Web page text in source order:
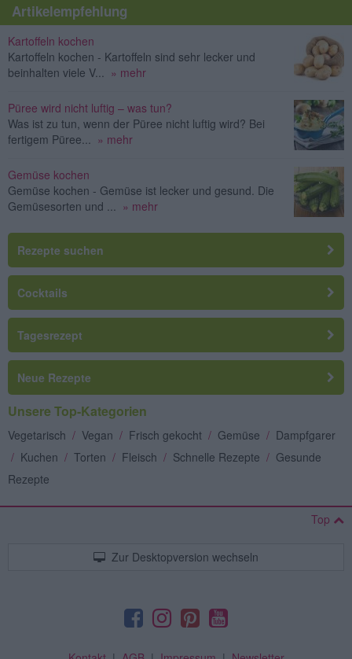
Artikelempfehlung
Kartoffeln kochen
Kartoffeln kochen - Kartoffeln sind sehr lecker und
beinhalten viele V... » mehr
Püree wird nicht luftig – was tun?
Was ist zu tun, wenn der Püree nicht luftig wird? Bei
fertigem Püree... » mehr
Gemüse kochen
Gemüse kochen - Gemüse ist lecker und gesund. Die
Gemüsesorten und ... » mehr
Rezepte suchen
Cocktails
Tagesrezept
Neue Rezepte
Unsere Top-Kategorien
Vegetarisch / Vegan / Frisch gekocht / Gemüse / Dampfgarer
/ Kuchen / Torten / Fleisch / Schnelle Rezepte / Gesunde
Rezepte
Top
Zur Desktopversion wechseln